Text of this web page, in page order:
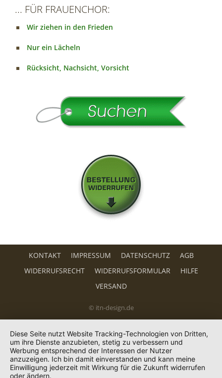
... FÜR FRAUENCHOR:
Wir ziehen in den Frieden
Nur ein Lächeln
Rücksicht, Nachsicht, Vorsicht
KONTAKT IMPRESSUM DATENSCHUTZ
AGB
WIDERRUFSRECHT
WIDERRUFSFORMULAR
HILFE
VERSAND
© itn-design.de
Diese Seite nutzt Website Tracking-Technologien von Dritten,
um ihre Dienste anzubieten, stetig zu verbessern und
Werbung entsprechend der Interessen der Nutzer
anzuzeigen. Ich bin damit einverstanden und kann meine
Einwilligung jederzeit mit Wirkung für die Zukunft widerrufen
oder ändern.